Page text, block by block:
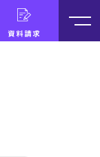
資料請求